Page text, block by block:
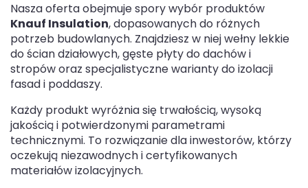
Nasza oferta obejmuje spory wybór produktów
Knauf Insulation, dopasowanych do różnych
potrzeb budowlanych. Znajdziesz w niej wełny lekkie
do ścian działowych, gęste płyty do dachów i
stropów oraz specjalistyczne warianty do izolacji
fasad i poddaszy.
Każdy produkt wyróżnia się trwałością, wysoką
jakością i potwierdzonymi parametrami
technicznymi. To rozwiązanie dla inwestorów, którzy
oczekują niezawodnych i certyfikowanych
materiałów izolacyjnych.